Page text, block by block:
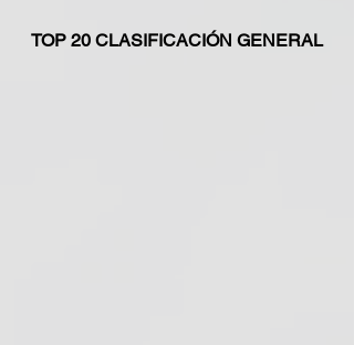
TOP 20 CLASIFICACIÓN GENERAL